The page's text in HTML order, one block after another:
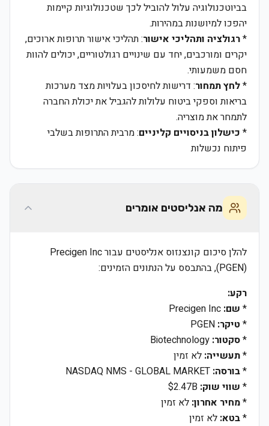
בביוטכנולוגיה עלול להוביל לכך שטכנולוגיות קיימות
יהפכו למיושנות במהירות.
*רגולציה ותהליכי אישור: תהליכי אישור תרופות ארוכים,
יקרים ומורכבים, יחד עם שינויים רגולטוריים, יכולים להוות
חסם משמעותי.
*לחץ תמחור: דרישות לחיסכון בעלויות מצד מערכות
בריאות וספקי ביטוח עלולות להגביל את יכולת החברה
לתמחר את מוצריה.
* כישלון בניסויים קליניים: מרבית התרופות בשלבי
פיתוח נכשלות
מה אנליסטים אומרים
להלן סיכום קונצנזוס אנליסטים עבור Precigen Inc
(PGEN), בהתבסס על הנתונים הזמינים:
רקע:
* שם:
* טיקר:
*סקטור:
*תעשייה: לא זמין
*בורסה:
* שווי שוק:
*מחיר אחרון: לא זמין
*בטא: לא זמין